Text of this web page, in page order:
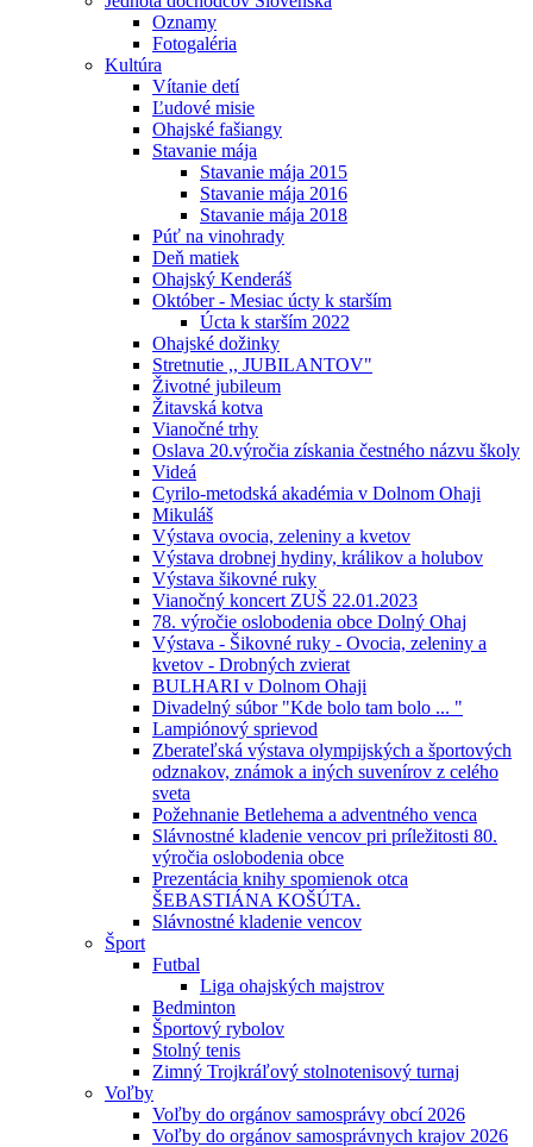
Oznamy
Fotogaléria
Kultúra
Vítanie detí
Ľudové misie
Ohajské fašiangy
Stavanie mája
Stavanie mája 2015
Stavanie mája 2016
Stavanie mája 2018
Púť na vinohrady
Deň matiek
Ohajský Kenderáš
Október - Mesiac úcty k starším
Úcta k starším 2022
Ohajské dožinky
Stretnutie ,, JUBILANTOV"
Životné jubileum
Žitavská kotva
Vianočné trhy
Oslava 20.výročia získania čestného názvu školy
Videá
Cyrilo-metodská akadémia v Dolnom Ohaji
Mikuláš
Výstava ovocia, zeleniny a kvetov
Výstava drobnej hydiny, králikov a holubov
Výstava šikovné ruky
Vianočný koncert ZUŠ 22.01.2023
78. výročie oslobodenia obce Dolný Ohaj
Výstava - Šikovné ruky - Ovocia, zeleniny a
kvetov - Drobných zvierat
BULHARI v Dolnom Ohaji
Divadelný súbor "Kde bolo tam bolo ... "
Lampiónový sprievod
Zberateľská výstava olympijských a športových
odznakov, známok a iných suvenírov z celého
sveta
Požehnanie Betlehema a adventného venca
Slávnostné kladenie vencov pri príležitosti 80.
výročia oslobodenia obce
Prezentácia knihy spomienok otca
ŠEBASTIÁNA KOŠÚTA.
Slávnostné kladenie vencov
Šport
Futbal
Liga ohajských majstrov
Bedminton
Športový rybolov
Stolný tenis
Zimný Trojkráľový stolnotenisový turnaj
Voľby
Voľby do orgánov samosprávy obcí 2026
Voľby do orgánov samosprávnych krajov 2026